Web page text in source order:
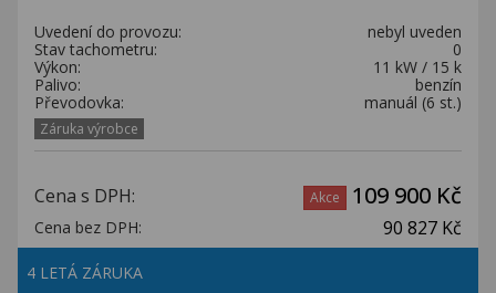
Uvedení do provozu:
nebyl uveden
Stav tachometru:
0
Výkon:
11 kW / 15 k
Palivo:
benzín
Převodovka:
manuál (6 st.)
Záruka výrobce
Cena s DPH: Akce 109 900 Kč
Cena bez DPH: 90 827 Kč
4 LETÁ ZÁRUKA